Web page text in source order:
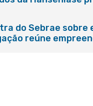
do Sebrae sobre
reúne